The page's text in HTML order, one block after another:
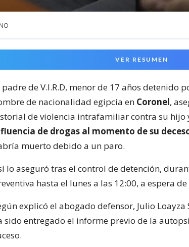
VER RESUMEN
padre de V.I.R.D, menor de 17 años detenido
de nacionalidad egipcia en Coronel,
de violencia intrafamiliar contra su hijo
de drogas al momento de su
muerto debido a un paro.
lo aseguró tras el control de detención,
hasta el lunes a las 12:00, a espera
explicó el abogado defensor, Julio Loayza
sido entregado el informe previo de la